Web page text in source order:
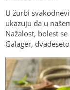
U žurbi
ukazuju da u
Nažalost, bolest
Galager,